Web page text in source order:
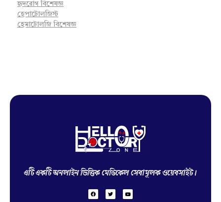
হৃদরোগ বিশেষজ্ঞ
হেপাটোলজিস্ট
হেমাটোলজি বিশেষজ্ঞ
এটি একটি অনলাইন ভিত্তিক মেডিকেল সেবামূলক ওয়েবসাইট।